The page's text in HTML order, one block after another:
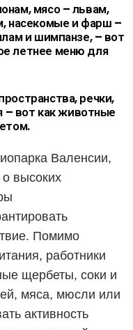
мясо – львам,
насекомые и фарш –
и шимпанзе, – вот
летнее меню для
речки,
– вот как животные
Валенсии,
высоких
Помимо
работники
щербеты, соки и
мяса, мюсли или
активность